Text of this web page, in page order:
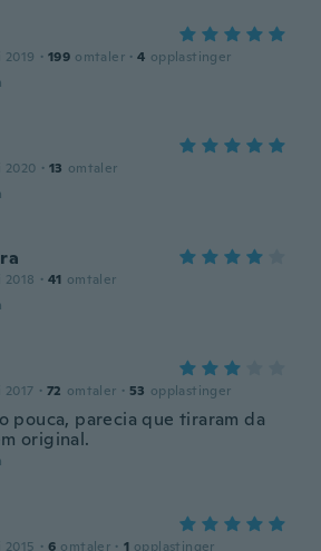
· 199 omtaler · 4 opplastinger
2020 · 13 omtaler
· 41 omtaler
· 72 omtaler · 53 opplastinger
pouca, parecia que tiraram da
original.
· 6 omtaler · 1 opplastinger